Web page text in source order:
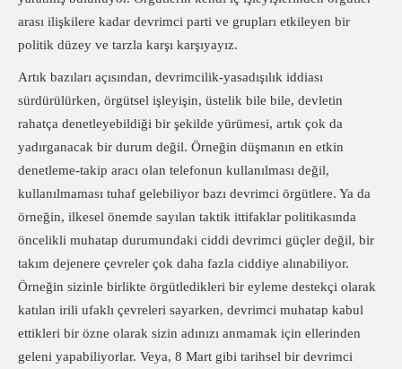
arası ilişkilere kadar devrimci parti ve grupları etkileyen bir
politik düzey ve tarzla karşı karşıyayız.
Artık bazıları açısından, devrimcilik-yasadışılık iddiası
sürdürülürken, örgütsel işleyişin, üstelik bile bile, devletin
rahatça denetleyebildiği bir şekilde yürümesi, artık çok da
yadırganacak bir durum değil. Örneğin düşmanın en etkin
denetleme-takip aracı olan telefonun kullanılması değil,
kullanılmaması tuhaf gelebiliyor bazı devrimci örgütlere. Ya da
örneğin, ilkesel önemde sayılan taktik ittifaklar politikasında
öncelikli muhatap durumundaki ciddi devrimci güçler değil, bir
takım dejenere çevreler çok daha fazla ciddiye alınabiliyor.
Örneğin sizinle birlikte örgütledikleri bir eyleme destekçi olarak
katılan irili ufaklı çevreleri sayarken, devrimci muhatap kabul
ettikleri bir özne olarak sizin adınızı anmamak için ellerinden
geleni yapabiliyorlar. Veya, 8 Mart gibi tarihsel bir devrimci